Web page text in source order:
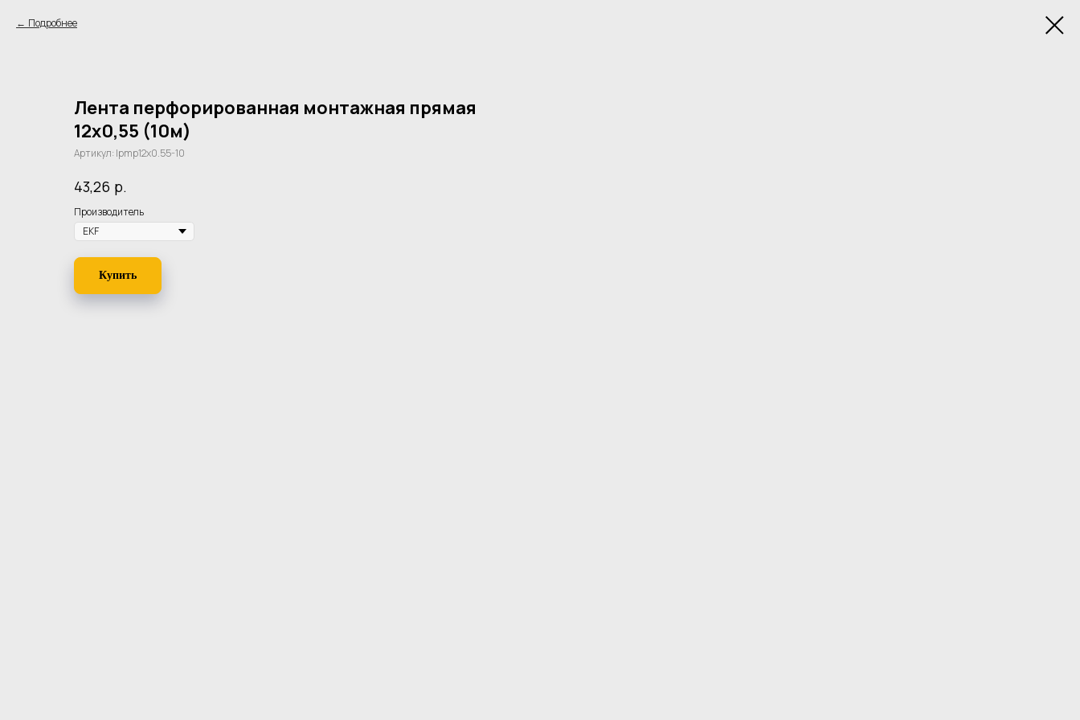
Подробнее
Лента перфорированная монтажная прямая
12х0,55 (10м)
Артикул: lpmp12x0.55-10
43,26 р.
Производитель
Купить